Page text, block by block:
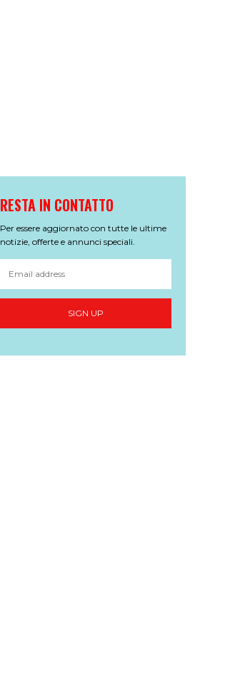
RESTA IN CONTATTO
Per essere aggiornato con tutte le ultime
notizie, offerte e annunci speciali.
SIGN UP